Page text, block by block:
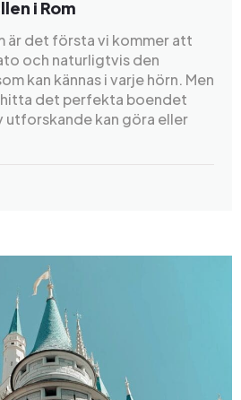
i Rom
är det första vi kommer att
och naturligtvis den
kan kännas i varje hörn. Men
det perfekta boendet
utforskande kan göra eller